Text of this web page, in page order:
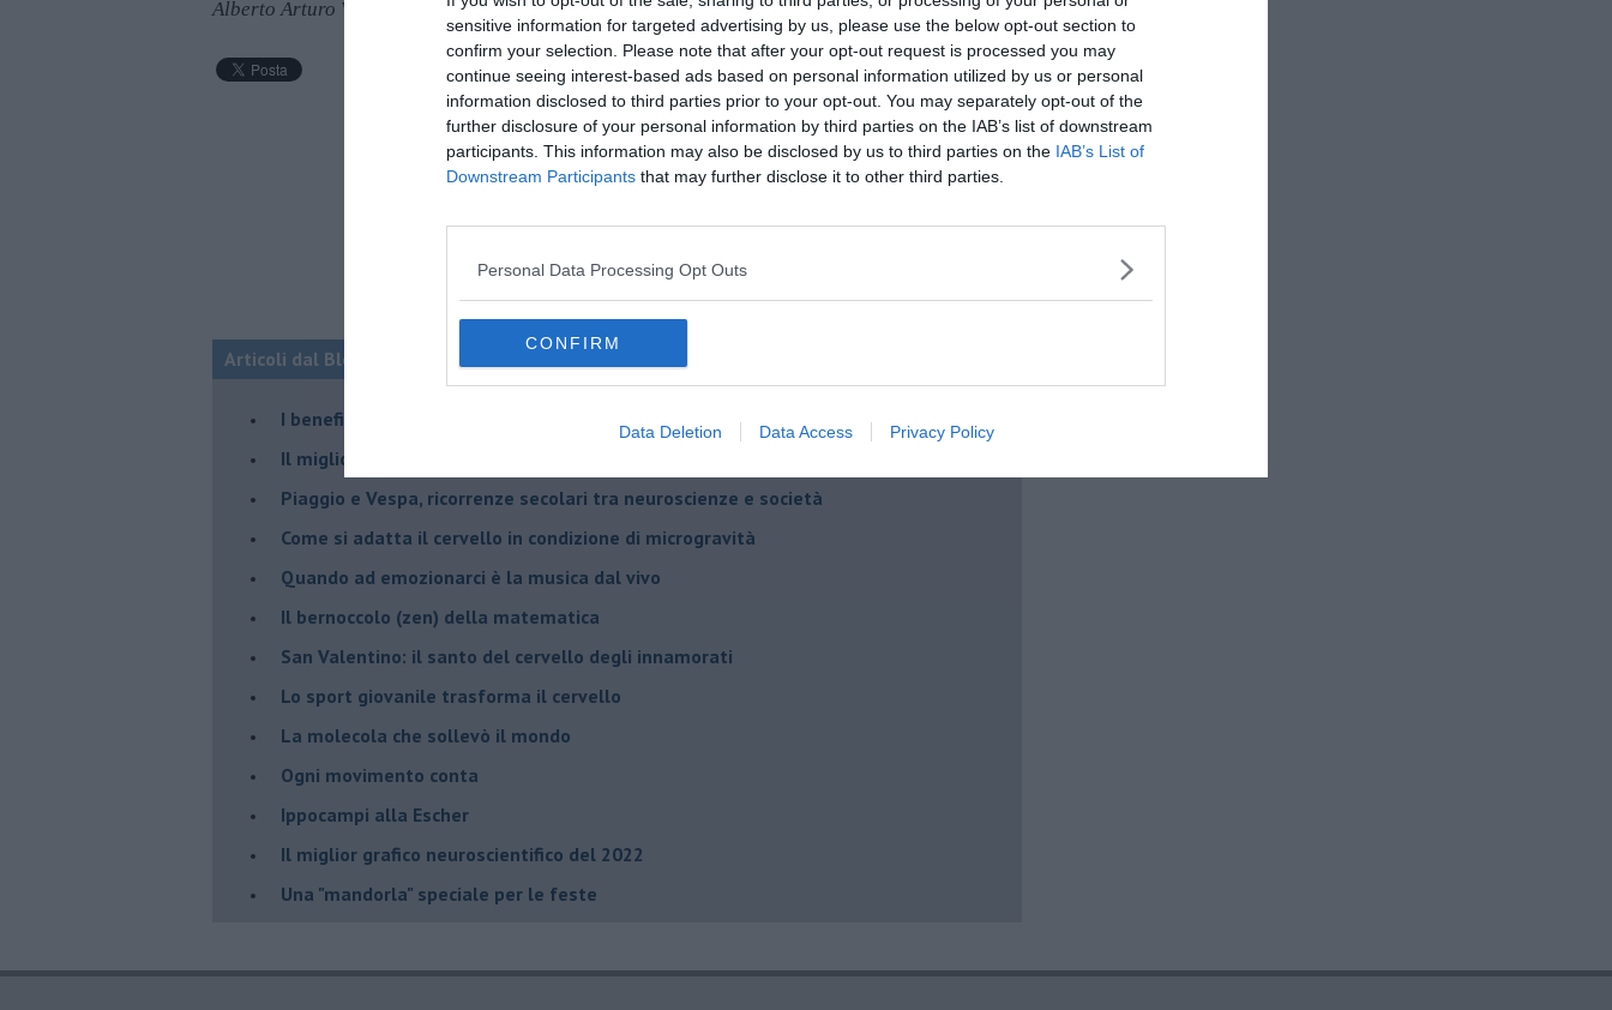
sensitive information for targeted advertising by us, please use the below opt-out section to
confirm your selection. Please note that after your opt-out request is processed you may
continue seeing interest-based ads based on personal information utilized by us or personal
information disclosed to third parties prior to your opt-out. You may separately opt-out of the
further disclosure of your personal information by third parties on the IAB’s list of downstream
participants. This information may also be disclosed by us to third parties on the IAB’s List of
Downstream Participants that may further disclose it to other third parties.
Personal Data Processing Opt Outs
CONFIRM
Data Deletion Data Access Privacy Policy
Alberto Arturo Vergani
Articoli dal Blog “NEURONEWS” di Alberto Arturo Vergani
​I benefici neurali del tango
​Il migliore amico (del cervello) dell’uomo
Piaggio e Vespa, ricorrenze secolari tra neuroscienze e società
​Come si adatta il cervello in condizione di microgravità
​Quando ad emozionarci è la musica dal vivo
Il bernoccolo (zen) della matematica
San Valentino: il santo del cervello degli innamorati
​Lo sport giovanile trasforma il cervello
​La molecola che sollevò il mondo
Ogni movimento conta
Ippocampi alla Escher
Il miglior grafico neuroscientifico del 2022
​Una "mandorla" speciale per le feste